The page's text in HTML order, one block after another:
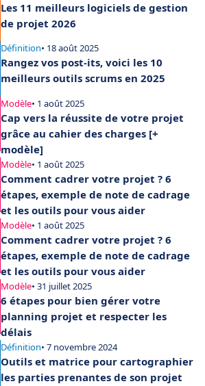
Les 11 meilleurs logiciels de gestion
de projet 2026
Définition• 18 août 2025
Rangez vos post-its, voici les 10
meilleurs outils scrums en 2025
Modèle• 1 août 2025
Cap vers la réussite de votre projet
grâce au cahier des charges [+
modèle]
Modèle• 1 août 2025
Comment cadrer votre projet ? 6
étapes, exemple de note de cadrage
et les outils pour vous aider
Modèle• 1 août 2025
Comment cadrer votre projet ? 6
étapes, exemple de note de cadrage
et les outils pour vous aider
Modèle• 31 juillet 2025
6 étapes pour bien gérer votre
planning projet et respecter les
délais
Définition• 7 novembre 2024
Outils et matrice pour cartographier
les parties prenantes de son projet